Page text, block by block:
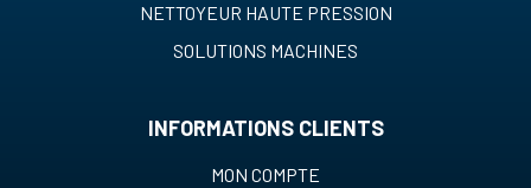
NETTOYEUR HAUTE PRESSION
SOLUTIONS MACHINES
INFORMATIONS CLIENTS
MON COMPTE